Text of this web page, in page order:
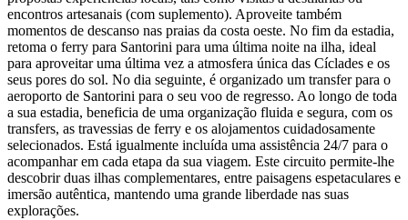
encontros artesanais (com suplemento). Aproveite também
momentos de descanso nas praias da costa oeste. No fim da estadia,
retoma o ferry para Santorini para uma última noite na ilha, ideal
para aproveitar uma última vez a atmosfera única das Cíclades e os
seus pores do sol. No dia seguinte, é organizado um transfer para o
aeroporto de Santorini para o seu voo de regresso. Ao longo de toda
a sua estadia, beneficia de uma organização fluida e segura, com os
transfers, as travessias de ferry e os alojamentos cuidadosamente
selecionados. Está igualmente incluída uma assistência 24/7 para o
acompanhar em cada etapa da sua viagem. Este circuito permite-lhe
descobrir duas ilhas complementares, entre paisagens espetaculares e
imersão autêntica, mantendo uma grande liberdade nas suas
explorações.